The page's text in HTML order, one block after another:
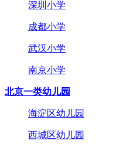
深圳小学
成都小学
武汉小学
南京小学
北京一类幼儿园
海淀区幼儿园
西城区幼儿园